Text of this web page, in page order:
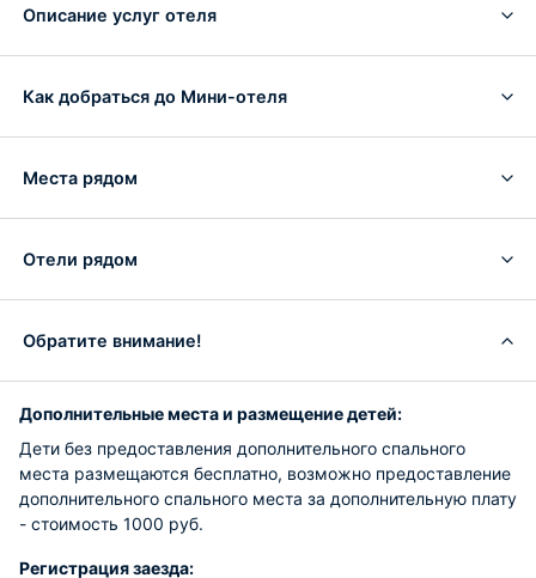
Описание услуг отеля
Как добраться до Мини-отеля
Места рядом
Отели рядом
Обратите внимание!
Дополнительные места и размещение детей:
Дети без предоставления дополнительного спального
места размещаются бесплатно, возможно предоставление
дополнительного спального места за дополнительную плату
- стоимость 1000 руб.
Регистрация заезда: